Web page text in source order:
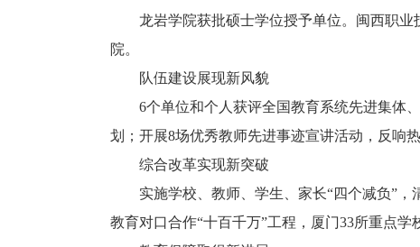
龙岩学院获批硕士学位授予单位。闽西职业
院。
队伍建设展现新风貌
6个单位和个人获评全国教育系统先进集体、
划；开展8场优秀教师先进事迹宣讲活动，反响热
综合改革实现新突破
实施学校、教师、学生、家长“四个减负”，清
教育对口合作“十百千万”工程，厦门33所重点学